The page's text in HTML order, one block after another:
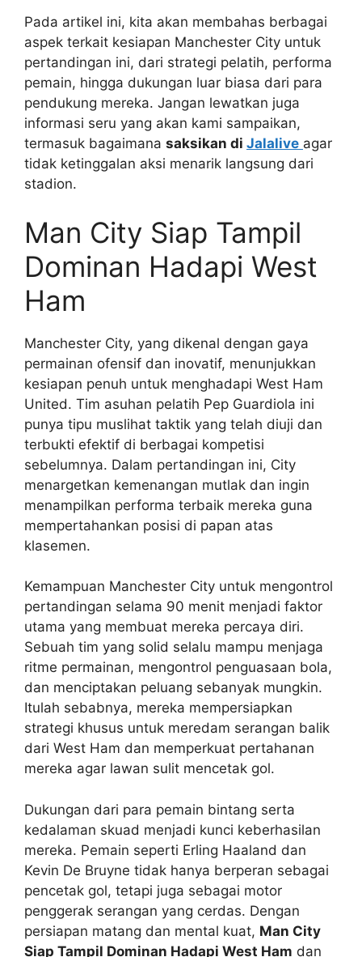
Pada artikel ini, kita akan membahas berbagai
aspek terkait kesiapan Manchester City untuk
pertandingan ini, dari strategi pelatih, performa
pemain, hingga dukungan luar biasa dari para
pendukung mereka. Jangan lewatkan juga
informasi seru yang akan kami sampaikan,
termasuk bagaimana saksikan di Jalalive agar
tidak ketinggalan aksi menarik langsung dari
stadion.
Man City Siap Tampil
Dominan Hadapi West
Ham
Manchester City, yang dikenal dengan gaya
permainan ofensif dan inovatif, menunjukkan
kesiapan penuh untuk menghadapi West Ham
United. Tim asuhan pelatih Pep Guardiola ini
punya tipu muslihat taktik yang telah diuji dan
terbukti efektif di berbagai kompetisi
sebelumnya. Dalam pertandingan ini, City
menargetkan kemenangan mutlak dan ingin
menampilkan performa terbaik mereka guna
mempertahankan posisi di papan atas
klasemen.
Kemampuan Manchester City untuk mengontrol
pertandingan selama 90 menit menjadi faktor
utama yang membuat mereka percaya diri.
Sebuah tim yang solid selalu mampu menjaga
ritme permainan, mengontrol penguasaan bola,
dan menciptakan peluang sebanyak mungkin.
Itulah sebabnya, mereka mempersiapkan
strategi khusus untuk meredam serangan balik
dari West Ham dan memperkuat pertahanan
mereka agar lawan sulit mencetak gol.
Dukungan dari para pemain bintang serta
kedalaman skuad menjadi kunci keberhasilan
mereka. Pemain seperti Erling Haaland dan
Kevin De Bruyne tidak hanya berperan sebagai
pencetak gol, tetapi juga sebagai motor
penggerak serangan yang cerdas. Dengan
persiapan matang dan mental kuat, Man City
Siap Tampil Dominan Hadapi West Ham dan